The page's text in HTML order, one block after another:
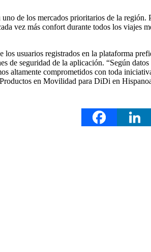
de los mercados prioritarios de la región.
vez más confort durante todos los viajes
usuarios registrados en la plataforma
de seguridad de la aplicación. “Según
altamente comprometidos con toda
en Movilidad para DiDi en